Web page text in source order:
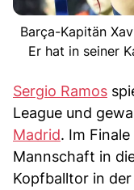
Barça-Kapitän
Er hat in seiner
Sergio Ramos
League und
Madrid. Im
Mannschaft in
Kopfballtor in